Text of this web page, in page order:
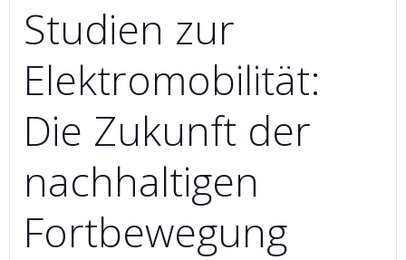
Studien zur
Elektromobilität:
Die Zukunft der
nachhaltigen
Fortbewegung